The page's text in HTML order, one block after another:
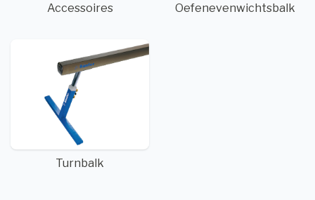
Accessoires Oefenevenwichtsbalk
Turnbalk